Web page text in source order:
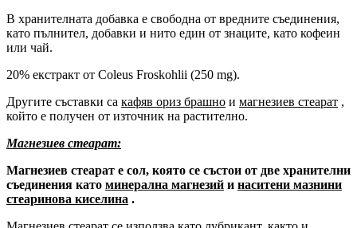
В хранителната добавка е свободна от вредните съединения,
като пълнител, добавки и нито един от знаците, като кофеин
или чай.
20% екстракт от Coleus Froskohlii (250 mg).
Другите съставки са кафяв ориз брашно и магнезиев стеарат ,
който е получен от източник на растително.
Магнезиев стеарат:
Магнезиев стеарат е сол, която се състои от две хранителни
съединения като минерална магнезий и наситени мазнини
стеаринова киселина .